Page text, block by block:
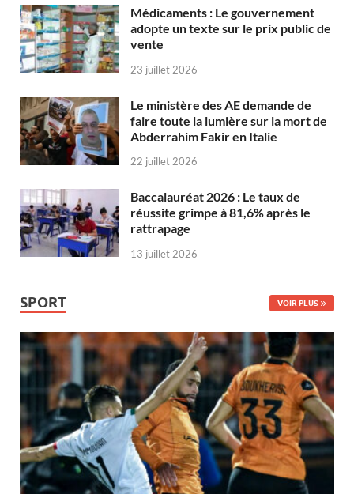
Médicaments : Le gouvernement
adopte un texte sur le prix public de
vente
23 juillet 2026
Le ministère des AE demande de
faire toute la lumière sur la mort de
Abderrahim Fakir en Italie
22 juillet 2026
Baccalauréat 2026 : Le taux de
réussite grimpe à 81,6% après le
rattrapage
13 juillet 2026
SPORT VOIR PLUS